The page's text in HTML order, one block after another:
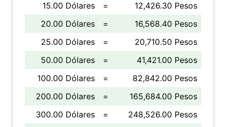
15.00 Dólares
=
12,426.30 Pesos
20.00 Dólares
=
16,568.40 Pesos
25.00 Dólares
=
20,710.50 Pesos
50.00 Dólares
=
41,421.00 Pesos
100.00 Dólares
=
82,842.00 Pesos
200.00 Dólares
=
165,684.00 Pesos
300.00 Dólares
=
248,526.00 Pesos